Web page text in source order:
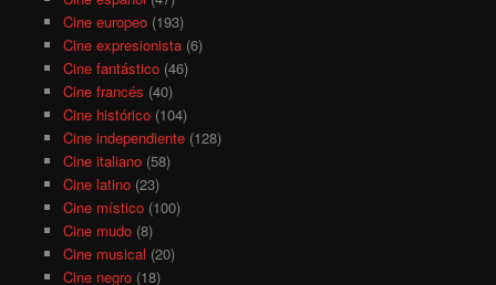
Cine europeo(193)
Cine expresionista(6)
Cine fantástico(46)
Cine francés (40)
Cine histórico(104)
Cine independiente(128)
Cine italiano(58)
Cine latino(23)
Cine místico(100)
Cine mudo(8)
Cine musical (20)
Cine negro(18)